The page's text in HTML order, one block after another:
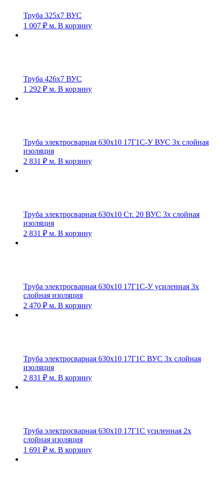
Труба 325х7 ВУС
1 007 ₽ м. В корзину
Труба 426х7 ВУС
1 292 ₽ м. В корзину
Труба электросварная 630х10 17Г1С-У ВУС 3х слойная
изоляция
2 831 ₽ м. В корзину
Труба электросварная 630х10 Ст. 20 ВУС 3х слойная
изоляция
2 831 ₽ м. В корзину
Труба электросварная 630х10 17Г1С-У усиленная 3х
слойная изоляция
2 470 ₽ м. В корзину
Труба электросварная 630х10 17Г1С ВУС 3х слойная
изоляция
2 831 ₽ м. В корзину
Труба электросварная 630х10 17Г1С усиленная 2х
слойная изоляция
1 691 ₽ м. В корзину